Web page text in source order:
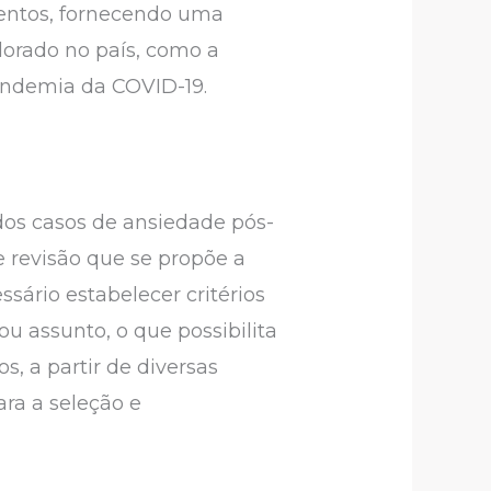
fornecendo uma
no país, como a
da COVID-19.
casos de ansiedade pós-
que se propõe a
estabelecer critérios
assunto, o que possibilita
a partir de diversas
a seleção e